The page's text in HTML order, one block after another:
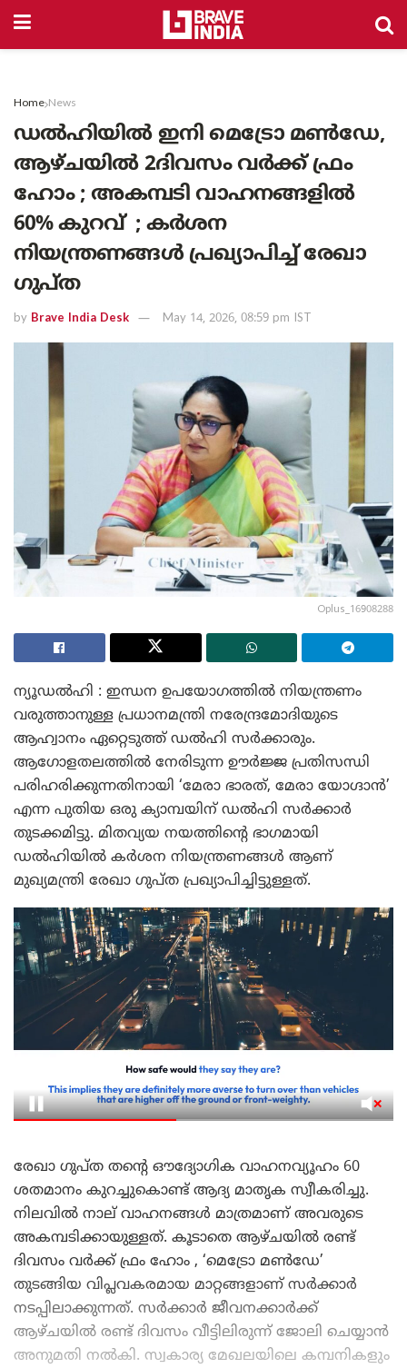
Home News
ഡൽഹിയിൽ ഇനി മെട്രോ മൺഡേ,
ആഴ്ചയിൽ 2ദിവസം വർക്ക് ഫ്രം
ഹോം ; അകമ്പടി വാഹനങ്ങളിൽ
60% കുറവ് ; കർശന
നിയന്ത്രണങ്ങൾ പ്രഖ്യാപിച്ച് രേഖാ
ഗുപ്ത
by Brave India Desk May 14, 2026, 08:59 pm IST
Oplus_16908288
ന്യൂഡൽഹി : ഇന്ധന ഉപയോഗത്തിൽ നിയന്ത്രണം
വരുത്താനുള്ള പ്രധാനമന്ത്രി നരേന്ദ്രമോദിയുടെ
ആഹ്വാനം ഏറ്റെടുത്ത് ഡൽഹി സർക്കാരും.
ആഗോളതലത്തിൽ നേരിടുന്ന ഊർജ്ജ പ്രതിസന്ധി
പരിഹരിക്കുന്നതിനായി ‘മേരാ ഭാരത്, മേരാ യോഗ്ദാൻ’
എന്ന പുതിയ ഒരു ക്യാമ്പയിന് ഡൽഹി സർക്കാർ
തുടക്കമിട്ടു. മിതവ്യയ നയത്തിന്റെ ഭാഗമായി
ഡൽഹിയിൽ കർശന നിയന്ത്രണങ്ങൾ ആണ്
മുഖ്യമന്ത്രി രേഖാ ഗുപ്ത പ്രഖ്യാപിച്ചിട്ടുള്ളത്.
രേഖാ ഗുപ്ത തന്റെ ഔദ്യോഗിക വാഹനവ്യൂഹം 60
ശതമാനം കുറച്ചുകൊണ്ട് ആദ്യ മാതൃക സ്വീകരിച്ചു.
നിലവിൽ നാല് വാഹനങ്ങൾ മാത്രമാണ് അവരുടെ
അകമ്പടിക്കായുള്ളത്. കൂടാതെ ആഴ്ചയിൽ രണ്ട്
ദിവസം വർക്ക് ഫ്രം ഹോം , ‘മെട്രോ മൺഡേ’
തുടങ്ങിയ വിപ്ലവകരമായ മാറ്റങ്ങളാണ് സർക്കാർ
നടപ്പിലാക്കുന്നത്. സർക്കാർ ജീവനക്കാർക്ക്
ആഴ്ചയിൽ രണ്ട് ദിവസം വീട്ടിലിരുന്ന് ജോലി ചെയ്യാൻ
അനുമതി നൽകി. സ്വകാര്യ മേഖലയിലെ കമ്പനികളും